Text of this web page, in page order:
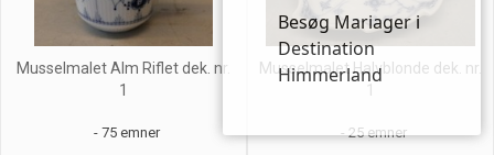
Musselmalet Alm Riflet dek. nr.
1
- 75 emner
Musselmalet Halvblonde dek. nr.
1
- 25 emner
Besøg Mariager i
Destination
Himmerland